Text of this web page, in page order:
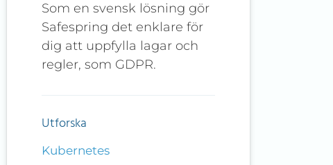
Som en svensk lösning gör
Safespring det enklare för
dig att uppfylla lagar och
regler, som GDPR.
Utforska
Kubernetes